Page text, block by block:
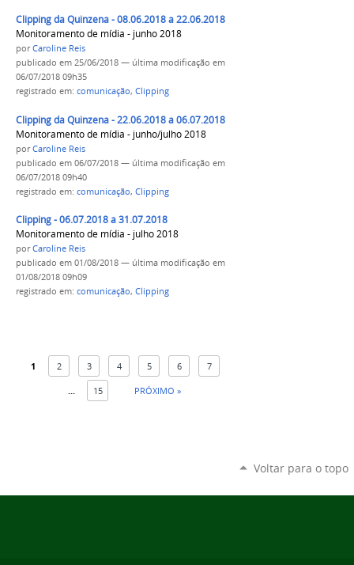
Clipping da Quinzena - 08.06.2018 a 22.06.2018
Monitoramento de mídia - junho 2018
porCaroline Reis
publicado em 25/06/2018 — última modificação em
06/07/2018 09h35
registrado em: comunicação, Clipping
Clipping da Quinzena - 22.06.2018 a 06.07.2018
Monitoramento de mídia - junho/julho 2018
porCaroline Reis
publicado em 06/07/2018 — última modificação em
06/07/2018 09h40
registrado em: comunicação, Clipping
Clipping - 06.07.2018 a 31.07.2018
Monitoramento de mídia - julho 2018
porCaroline Reis
publicado em 01/08/2018 — última modificação em
01/08/2018 09h09
registrado em: comunicação, Clipping
1 2 3 4 5 6 7
... 15 PRÓXIMO »
Voltar para o topo